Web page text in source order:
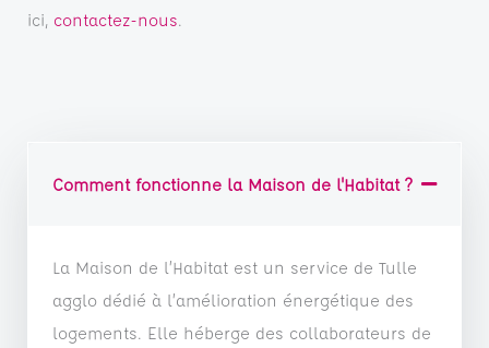
ici, contactez-nous.
Comment fonctionne la Maison de l'Habitat ?
La Maison de l’Habitat est un service de Tulle
agglo dédié à l’amélioration énergétique des
logements. Elle héberge des collaborateurs de